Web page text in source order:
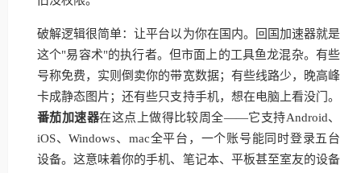
破解逻辑很简单：让平台以为你在国内。回国加速器就是
这个"易容术"的执行者。但市面上的工具鱼龙混杂。有些
号称免费，实则倒卖你的带宽数据；有些线路少，晚高峰
卡成静态图片；还有些只支持手机，想在电脑上看没门。
番茄加速器在这点上做得比较周全——它支持Android、
iOS、Windows、mac全平台，一个账号能同时登录五台
设备。这意味着你的手机、笔记本、平板甚至室友的设备